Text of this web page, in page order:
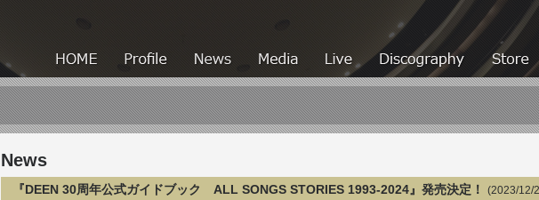
HOME Profile News Media Live
News
『DEEN 30周年公式ガイドブック ALL SONGS STORIES 1993-2024』発売決定！ (2023/12/